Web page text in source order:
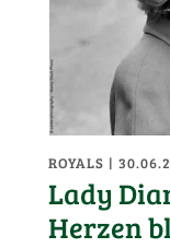
ROYALS |
Lady
Herzen